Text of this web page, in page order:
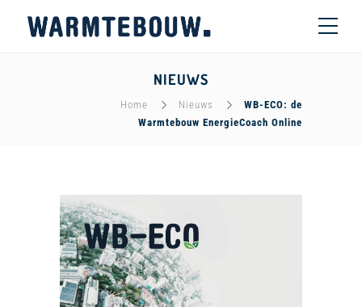
NIEUWS
Home Nieuws
WB-ECO: de
Warmtebouw EnergieCoach Online